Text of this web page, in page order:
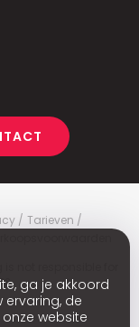
Tarieven
ga je akkoord
de
website